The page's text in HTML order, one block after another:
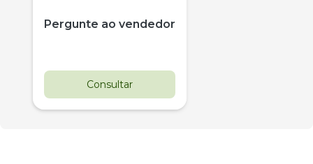
Pergunte ao vendedor
Consultar